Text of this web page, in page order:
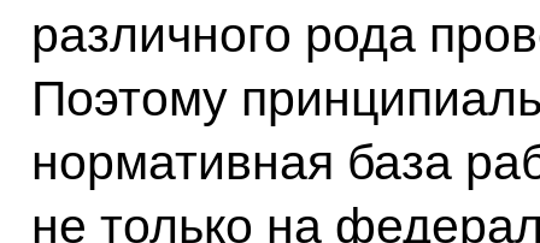
различного рода
Поэтому
нормативная база
не только на